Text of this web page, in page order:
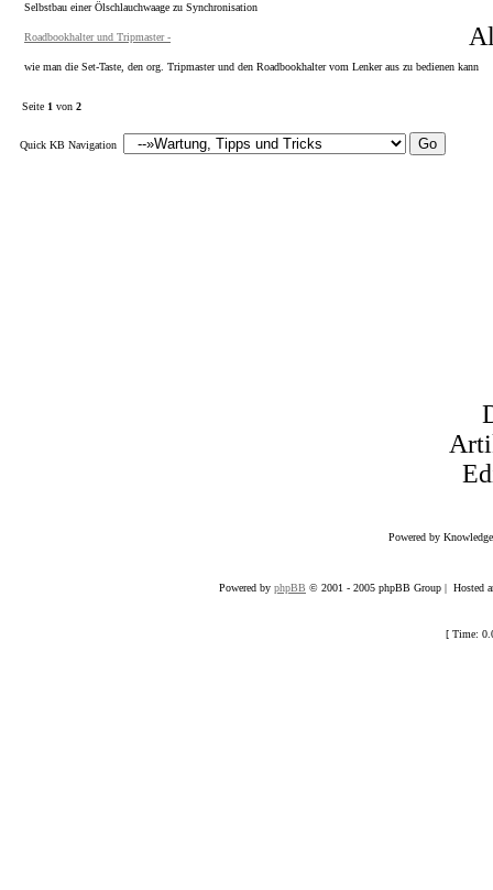
Selbstbau einer Ölschlauchwaage zu Synchronisation
Roadbookhalter und Tripmaster -
wie man die Set-Taste, den org. Tripmaster und den Roadbookhalter vom Lenker aus zu bedienen kann
Seite 1 von 2
Quick KB Navigation
Powered by
Powered by phpBB © 2001 - 2005 phpBB Group | Hosted
[ Time: